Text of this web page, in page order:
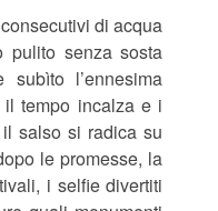
di acqua
pulito senza sosta
l’ennesima
tempo incalza e i
salso si radica su
le promesse, la
i selfie divertiti